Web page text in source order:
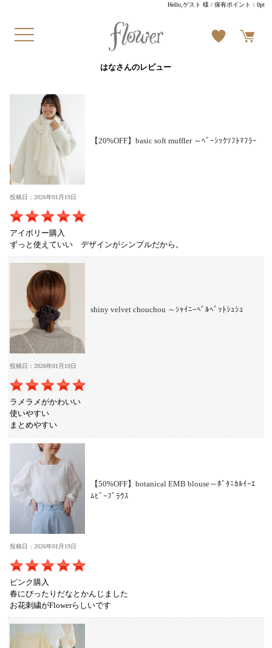
Hello,ゲスト 様 / 保有ポイント：0pt
はなさんのレビュー
【20%OFF】basic soft muffler ～ﾍﾞｰｼｯｸｿﾌﾄﾏﾌﾗｰ
投稿日：2026年01月19日
アイボリー購入
ずっと使えていい デザインがシンプルだから。
shiny velvet chouchou ～ｼｬｲﾆｰﾍﾞﾙﾍﾞｯﾄｼｭｼｭ
投稿日：2026年01月19日
ラメラメがかわいい
使いやすい
まとめやすい
【50%OFF】botanical EMB blouse～ﾎﾞﾀﾆｶﾙｲｰｴ
ﾑﾋﾞｰﾌﾞﾗｳｽ
投稿日：2026年01月19日
ピンク購入
春にぴったりだなとかんじました
お花刺繍がFlowerらしいです